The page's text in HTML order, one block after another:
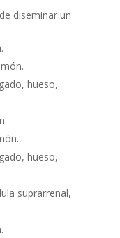
diseminar un
hueso,
hueso,
suprarrenal,